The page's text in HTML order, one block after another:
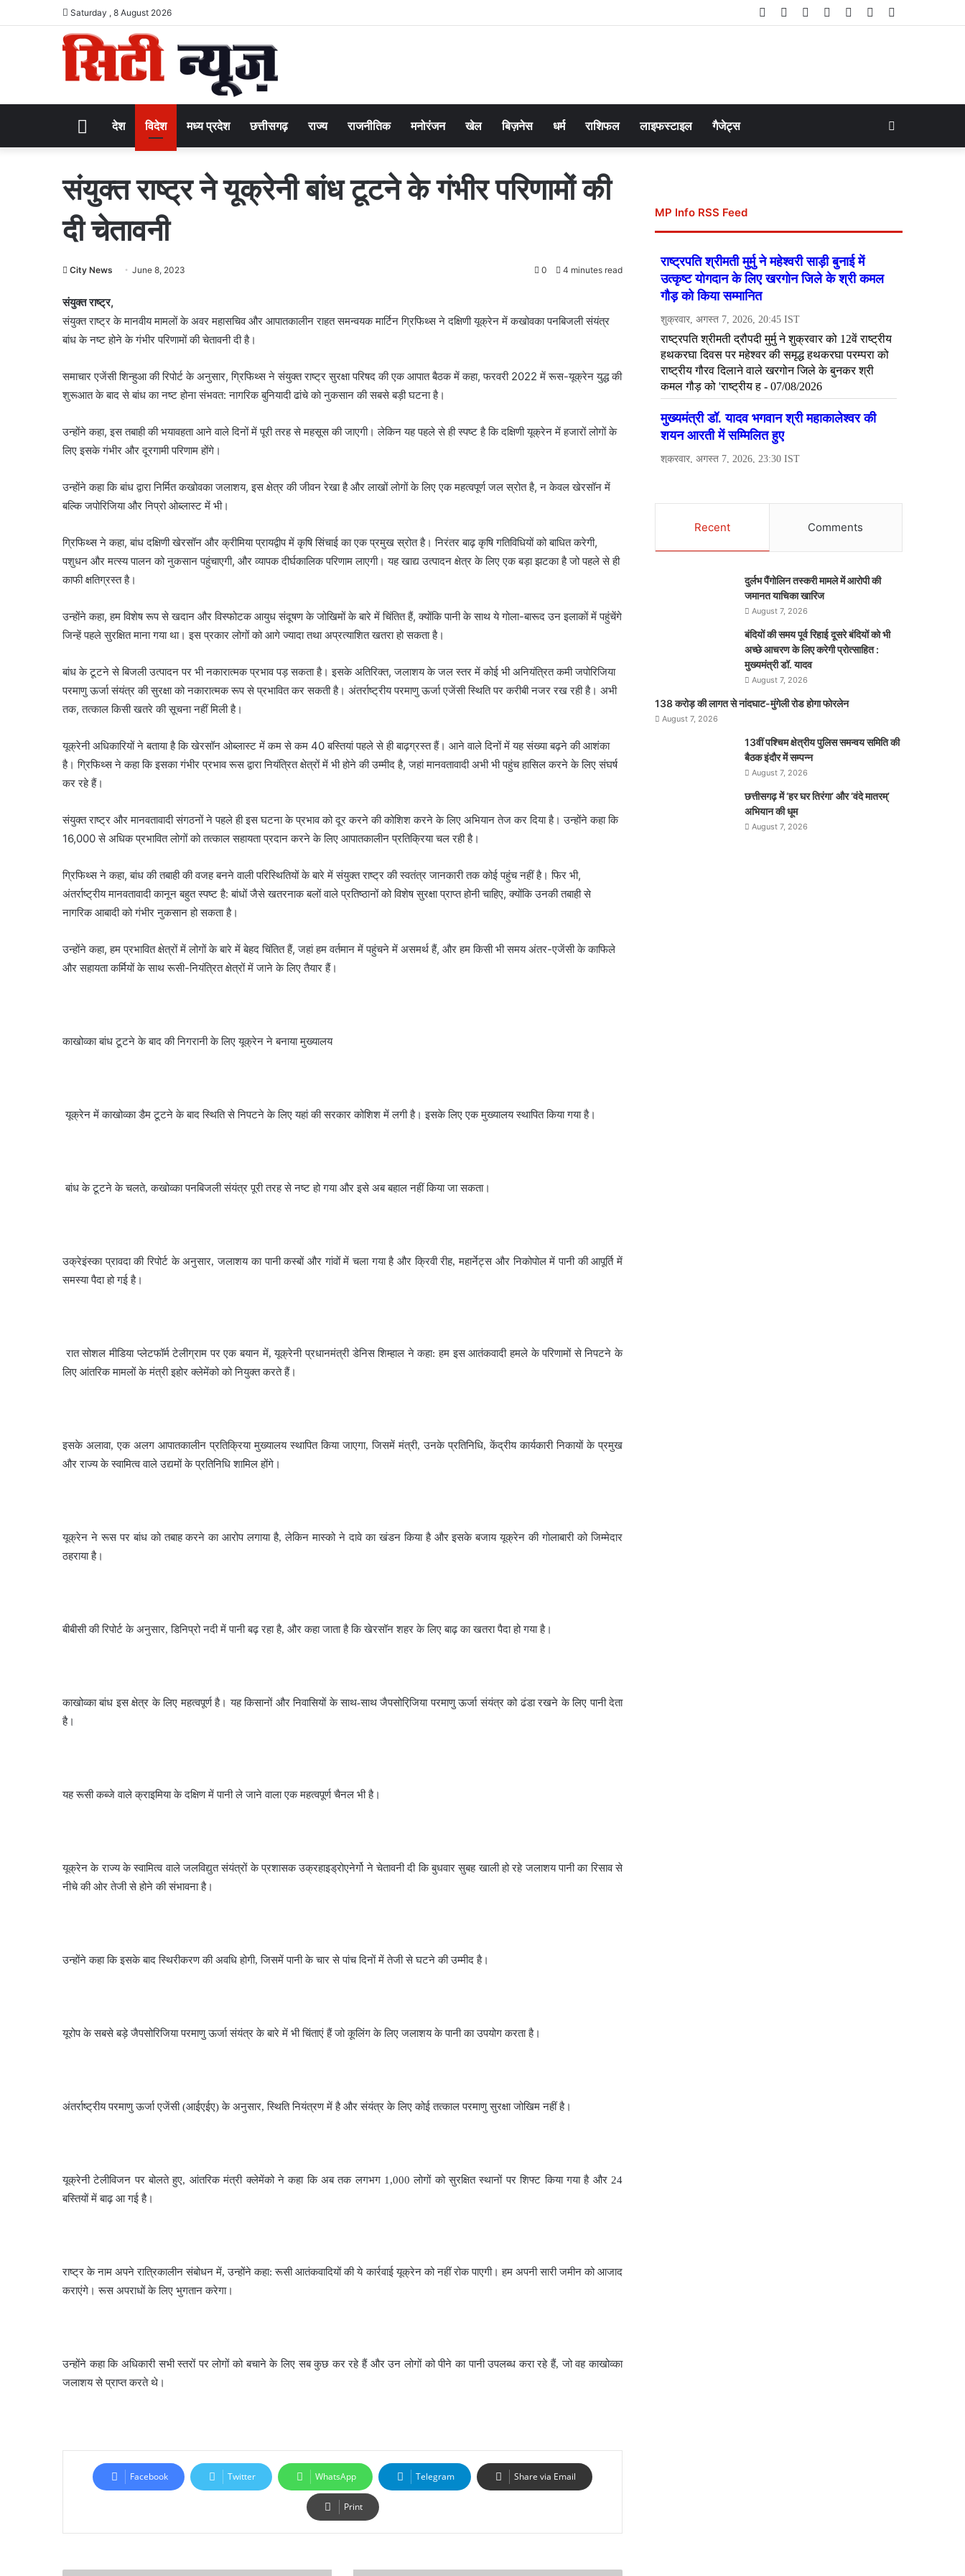
Saturday , 8 August 2026 Telegram
Instagram
YouTube
LinkedIn
Twitter
Facebook
Homeदेश विदेश मध्य प्रदेश छत्तीसगढ़ राज्य राजनीतिक मनोरंजन खेल बिज़नेस धर्म राशिफल लाइफस्टाइल गैजेट्स
संयुक्त राष्ट्र ने यूक्रेनी बांध टूटने के गंभीर परिणामों की
दी चेतावनी
City News June 8, 2023 0 4 minutes read
संयुक्त राष्ट्र,
संयुक्त राष्ट्र के मानवीय मामलों के अवर महासचिव और आपातकालीन राहत समन्वयक मार्टिन ग्रिफिथ्स ने दक्षिणी यूक्रेन में कखोवका पनबिजली संयंत्र
बांध के नष्ट होने के गंभीर परिणामों की चेतावनी दी है।
समाचार एजेंसी शिन्हुआ की रिपोर्ट के अनुसार, ग्रिफिथ्स ने संयुक्त राष्ट्र सुरक्षा परिषद की एक आपात बैठक में कहा, फरवरी 2022 में रूस-यूक्रेन युद्ध की
शुरूआत के बाद से बांध का नष्ट होना संभवत: नागरिक बुनियादी ढांचे को नुकसान की सबसे बड़ी घटना है।
उन्होंने कहा, इस तबाही की भयावहता आने वाले दिनों में पूरी तरह से महसूस की जाएगी। लेकिन यह पहले से ही स्पष्ट है कि दक्षिणी यूक्रेन में हजारों लोगों के
लिए इसके गंभीर और दूरगामी परिणाम होंगे।
उन्होंने कहा कि बांध द्वारा निर्मित कखोवका जलाशय, इस क्षेत्र की जीवन रेखा है और लाखों लोगों के लिए एक महत्वपूर्ण जल स्रोत है, न केवल खेरसॉन में
बल्कि जपोरिजिया और निप्रो ओब्लास्ट में भी।
ग्रिफिथ्स ने कहा, बांध दक्षिणी खेरसॉन और क्रीमिया प्रायद्वीप में कृषि सिंचाई का एक प्रमुख स्रोत है। निरंतर बाढ़ कृषि गतिविधियों को बाधित करेगी,
पशुधन और मत्स्य पालन को नुकसान पहुंचाएगी, और व्यापक दीर्घकालिक परिणाम लाएगी। यह खाद्य उत्पादन क्षेत्र के लिए एक बड़ा झटका है जो पहले से ही
काफी क्षतिग्रस्त है।
उन्होंने कहा, हम विशेष रूप से खदान और विस्फोटक आयुध संदूषण के जोखिमों के बारे में चिंतित हैं, क्योंकि पानी के साथ ये गोला-बारूद उन इलाकों में पहुंचेंगे
जिन्हें पहले सुरक्षित माना गया था। इस प्रकार लोगों को आगे ज्यादा तथा अप्रत्याशित खतरा हो सकता है।
बांध के टूटने से बिजली उत्पादन पर भी नकारात्मक प्रभाव पड़ सकता है। इसके अतिरिक्त, जलाशय के जल स्तर में कोई भी अनियंत्रित कमी जपोरिजिया
परमाणु ऊर्जा संयंत्र की सुरक्षा को नकारात्मक रूप से प्रभावित कर सकती है। अंतर्राष्ट्रीय परमाणु ऊर्जा एजेंसी स्थिति पर करीबी नजर रख रही है। अभी
तक, तत्काल किसी खतरे की सूचना नहीं मिली है।
यूक्रेनी अधिकारियों ने बताया है कि खेरसॉन ओब्लास्ट में कम से कम 40 बस्तियां पहले से ही बाढ़ग्रस्त हैं। आने वाले दिनों में यह संख्या बढ़ने की आशंका
है। ग्रिफिथ्स ने कहा कि इसका गंभीर प्रभाव रूस द्वारा नियंत्रित क्षेत्रों में भी होने की उम्मीद है, जहां मानवतावादी अभी भी पहुंच हासिल करने के लिए संघर्ष
कर रहे हैं।
संयुक्त राष्ट्र और मानवतावादी संगठनों ने पहले ही इस घटना के प्रभाव को दूर करने की कोशिश करने के लिए अभियान तेज कर दिया है। उन्होंने कहा कि
16,000 से अधिक प्रभावित लोगों को तत्काल सहायता प्रदान करने के लिए आपातकालीन प्रतिक्रिया चल रही है।
ग्रिफिथ्स ने कहा, बांध की तबाही की वजह बनने वाली परिस्थितियों के बारे में संयुक्त राष्ट्र की स्वतंत्र जानकारी तक कोई पहुंच नहीं है। फिर भी,
अंतर्राष्ट्रीय मानवतावादी कानून बहुत स्पष्ट है: बांधों जैसे खतरनाक बलों वाले प्रतिष्ठानों को विशेष सुरक्षा प्राप्त होनी चाहिए, क्योंकि उनकी तबाही से
नागरिक आबादी को गंभीर नुकसान हो सकता है।
उन्होंने कहा, हम प्रभावित क्षेत्रों में लोगों के बारे में बेहद चिंतित हैं, जहां हम वर्तमान में पहुंचने में असमर्थ हैं, और हम किसी भी समय अंतर-एजेंसी के काफिले
और सहायता कर्मियों के साथ रूसी-नियंत्रित क्षेत्रों में जाने के लिए तैयार हैं।
काखोव्का बांध टूटने के बाद की निगरानी के लिए यूक्रेन ने बनाया मुख्यालय
यूक्रेन में काखोव्का डैम टूटने के बाद स्थिति से निपटने के लिए यहां की सरकार कोशिश में लगी है। इसके लिए एक मुख्यालय स्थापित किया गया है।
बांध के टूटने के चलते, कखोव्का पनबिजली संयंत्र पूरी तरह से नष्ट हो गया और इसे अब बहाल नहीं किया जा सकता।
उक्रेइंस्का प्रावदा की रिपोर्ट के अनुसार, जलाशय का पानी कस्बों और गांवों में चला गया है और क्रिवी रीह, महार्नेट्स और निकोपोल में पानी की आपूर्ति में
समस्या पैदा हो गई है।
रात सोशल मीडिया प्लेटफॉर्म टेलीग्राम पर एक बयान में, यूक्रेनी प्रधानमंत्री डेनिस शिम्हाल ने कहा: हम इस आतंकवादी हमले के परिणामों से निपटने के
लिए आंतरिक मामलों के मंत्री इहोर क्लेमेंको को नियुक्त करते हैं।
इसके अलावा, एक अलग आपातकालीन प्रतिक्रिया मुख्यालय स्थापित किया जाएगा, जिसमें मंत्री, उनके प्रतिनिधि, केंद्रीय कार्यकारी निकायों के प्रमुख
और राज्य के स्वामित्व वाले उद्यमों के प्रतिनिधि शामिल होंगे।
यूक्रेन ने रूस पर बांध को तबाह करने का आरोप लगाया है, लेकिन मास्को ने दावे का खंडन किया है और इसके बजाय यूक्रेन की गोलाबारी को जिम्मेदार
ठहराया है।
बीबीसी की रिपोर्ट के अनुसार, डिनिप्रो नदी में पानी बढ़ रहा है, और कहा जाता है कि खेरसॉन शहर के लिए बाढ़ का खतरा पैदा हो गया है।
काखोव्का बांध इस क्षेत्र के लिए महत्वपूर्ण है। यह किसानों और निवासियों के साथ-साथ जैपसोरिजि़या परमाणु ऊर्जा संयंत्र को ढंडा रखने के लिए पानी देता
है।
यह रूसी कब्जे वाले क्राइमिया के दक्षिण में पानी ले जाने वाला एक महत्वपूर्ण चैनल भी है।
यूक्रेन के राज्य के स्वामित्व वाले जलविद्युत संयंत्रों के प्रशासक उक्रहाइड्रोएनेर्गो ने चेतावनी दी कि बुधवार सुबह खाली हो रहे जलाशय पानी का रिसाव से
नीचे की ओर तेजी से होने की संभावना है।
उन्होंने कहा कि इसके बाद स्थिरीकरण की अवधि होगी, जिसमें पानी के चार से पांच दिनों में तेजी से घटने की उम्मीद है।
यूरोप के सबसे बड़े जैपसोरिजिया परमाणु ऊर्जा संयंत्र के बारे में भी चिंताएं हैं जो कूलिंग के लिए जलाशय के पानी का उपयोग करता है।
अंतर्राष्ट्रीय परमाणु ऊर्जा एजेंसी (आईएईए) के अनुसार, स्थिति नियंत्रण में है और संयंत्र के लिए कोई तत्काल परमाणु सुरक्षा जोखिम नहीं है।
यूक्रेनी टेलीविजन पर बोलते हुए, आंतरिक मंत्री क्लेमेंको ने कहा कि अब तक लगभग 1,000 लोगों को सुरक्षित स्थानों पर शिफ्ट किया गया है और 24
बस्तियों में बाढ़ आ गई है।
राष्ट्र के नाम अपने रात्रिकालीन संबोधन में, उन्होंने कहा: रूसी आतंकवादियों की ये कार्रवाई यूक्रेन को नहीं रोक पाएगी। हम अपनी सारी जमीन को आजाद
कराएंगे। रूस अपराधों के लिए भुगतान करेगा।
उन्होंने कहा कि अधिकारी सभी स्तरों पर लोगों को बचाने के लिए सब कुछ कर रहे हैं और उन लोगों को पीने का पानी उपलब्ध करा रहे हैं, जो वह काखोव्का
जलाशय से प्राप्त करते थे।
Facebook Twitter WhatsApp Telegram Share via Email
Print
MP Info RSS Feed
Recent Comments
दुर्लभ पैंगोलिन तस्करी मामले में आरोपी की
जमानत याचिका खारिज
August 7, 2026
बंदियों की समय पूर्व रिहाई दूसरे बंदियों को भी
अच्छे आचरण के लिए करेगी प्रोत्साहित :
मुख्यमंत्री डॉ. यादव
August 7, 2026
138 करोड़ की लागत से नांदघाट-मुंगेली रोड होगा फोरलेन
August 7, 2026
13वीं पश्चिम क्षेत्रीय पुलिस समन्वय समिति की
बैठक इंदौर में सम्पन्न
August 7, 2026
छत्तीसगढ़ में ‘हर घर तिरंगा’ और ‘वंदे मातरम्’
अभियान की धूम
August 7, 2026